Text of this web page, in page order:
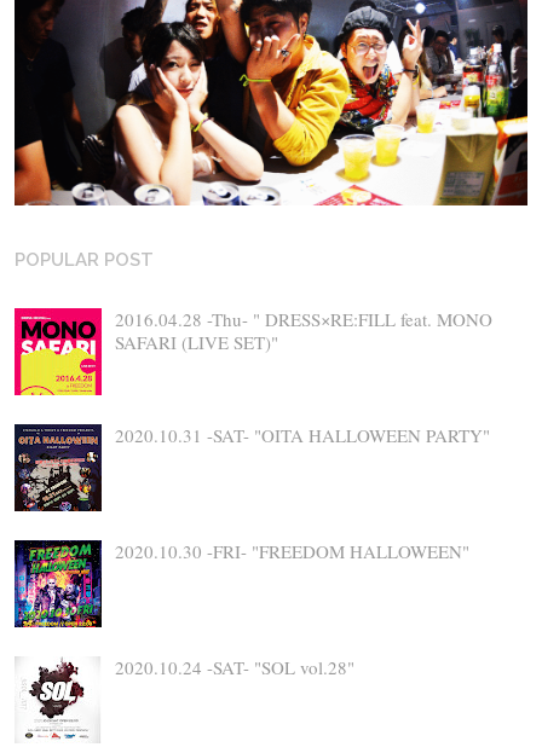
POPULAR POST
2016.04.28 -Thu- " DRESS×RE:FILL feat. MONO
SAFARI (LIVE SET)"
2020.10.31 -SAT- "OITA HALLOWEEN PARTY"
2020.10.30 -FRI- "FREEDOM HALLOWEEN"
2020.10.24 -SAT- "SOL vol.28"